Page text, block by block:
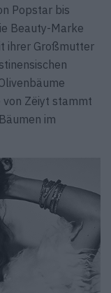
Popstar bis
Beauty-Marke
ihrer Großmutter
von Zëiyt stammt
im